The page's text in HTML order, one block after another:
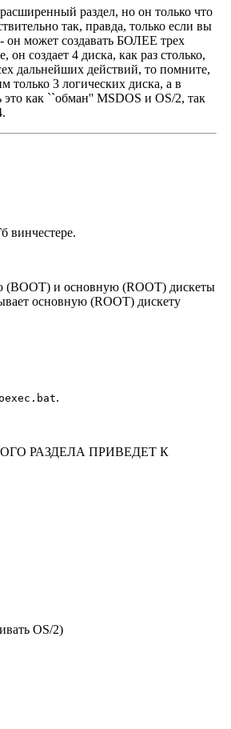
раздел, но он только что
так, правда, только если вы
он может создавать БОЛЕЕ трех
создает 4 диска, как раз столько,
дальнейших действий, то помните,
только 3 логических диска, а в
как ``обман'' MSDOS и OS/2, так
винчестере.
(BOOT) и основную (ROOT) дискеты
основную (ROOT) дискету
.
РАЗДЕЛА ПРИВЕДЕТ К
OS/2)